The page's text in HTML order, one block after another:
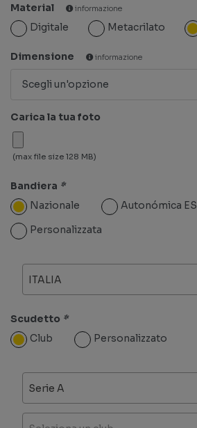
Material informazione
Digitale Metacrilato
Dimensione informazione
Carica la tua foto
(max file size 128 MB)
Bandiera *
Nazionale
Autonómica ES
Personalizzata
ITALIA
Scudetto *
Club
Personalizzato
Serie A